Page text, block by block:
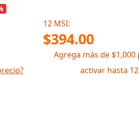
12 MSI:
$394.00
Agrega más de $1,000
activar hasta